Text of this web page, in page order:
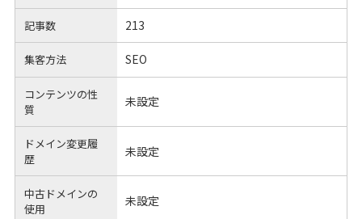
記事数 213
集客方法 SEO
コンテンツの性
質
未設定
ドメイン変更履
歴
未設定
中古ドメインの
使用
未設定